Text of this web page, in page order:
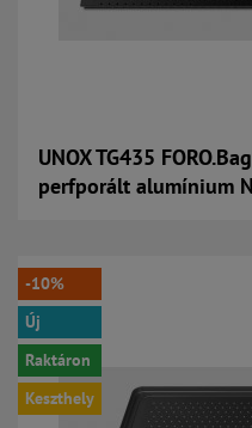
UNOX TG435
perfporált alumínium
-10%
Új
Raktáron
Keszthely